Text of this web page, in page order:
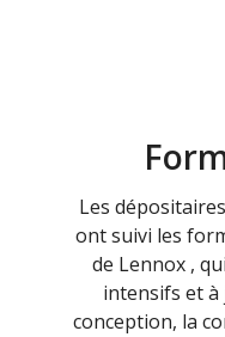
Les
ont suivi les
de Lennox ,
intensifs et à
conception, la